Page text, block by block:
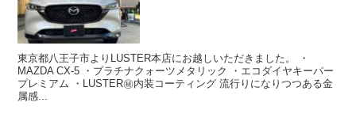
東京都八王子市よりLUSTER本店にお越しいただきました。 ・
MAZDA CX-5 ・プラチナクォーツメタリック ・エコダイヤキーパー
プレミアム ・LUSTER㊙️内装コーティング 流行りになりつつある金
属感...